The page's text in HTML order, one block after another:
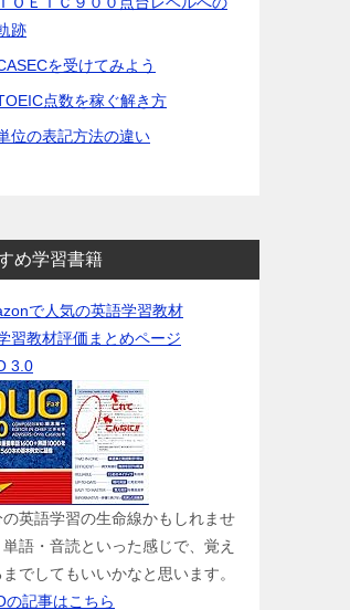
跡
を受けてみよう
点数を稼ぐ解き方
位の表記方法の違い
め学習書籍
で人気の英語学習教材
習教材評価まとめページ
3.0
の英語学習の生命線かもしれませ
単語・音読といった感じで、覚え
までしてもいいかなと思います。
の記事はこちら